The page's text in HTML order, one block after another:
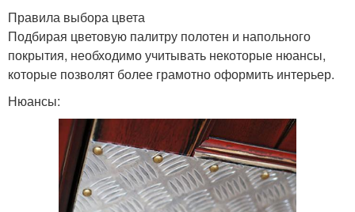
Правила выбора цвета
Подбирая цветовую палитру полотен и напольного
покрытия, необходимо учитывать некоторые нюансы,
которые позволят более грамотно оформить интерьер.
Нюансы: